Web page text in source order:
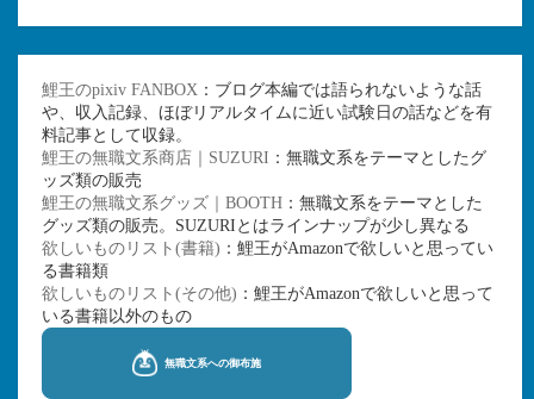
鯉王のpixiv FANBOX ：ブログ本編では語られないような話
や、収入記録、ほぼリアルタイムに近い試験日の話などを有
料記事として収録。
鯉王の無職文系商店｜SUZURI ：無職文系をテーマとしたグ
ッズ類の販売
鯉王の無職文系グッズ｜BOOTH ：無職文系をテーマとした
グッズ類の販売。SUZURIとはラインナップが少し異なる
欲しいものリスト(書籍) ：鯉王がAmazonで欲しいと思ってい
る書籍類
欲しいものリスト(その他) ：鯉王がAmazonで欲しいと思って
いる書籍以外のもの